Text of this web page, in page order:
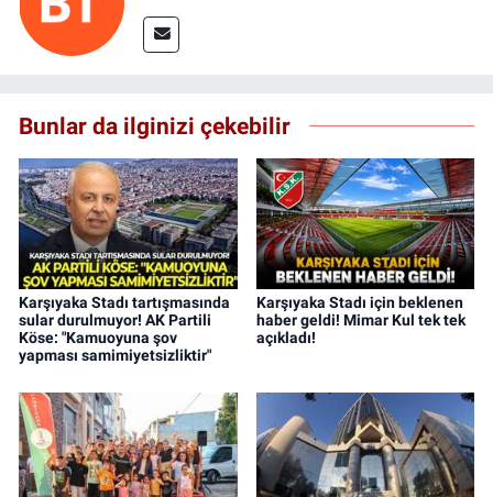
Bunlar da ilginizi çekebilir
Karşıyaka Stadı tartışmasında
sular durulmuyor! AK Partili
Köse: "Kamuoyuna şov
yapması samimiyetsizliktir"
Karşıyaka Stadı için beklenen
haber geldi! Mimar Kul tek tek
açıkladı!